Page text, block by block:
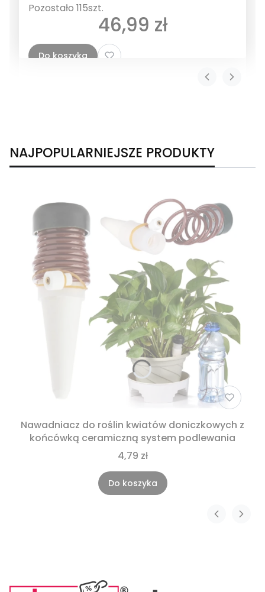
Pozostało 115szt.
Cena
46,99 zł
Do koszyka
NAJPOPULARNIEJSZE PRODUKTY
Nawadniacz do roślin kwiatów doniczkowych z
końcówką ceramiczną system podlewania
4,79 zł
Do koszyka